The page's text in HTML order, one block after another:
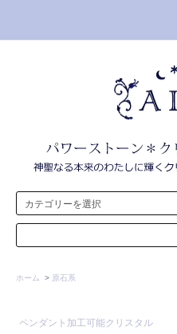
ホーム > 原石系
ペンダント加工可能クリスタル